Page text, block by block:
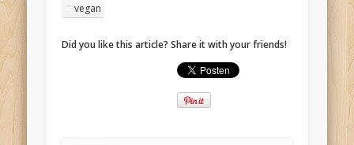
vegan
Did you like this article? Share it with your friends!